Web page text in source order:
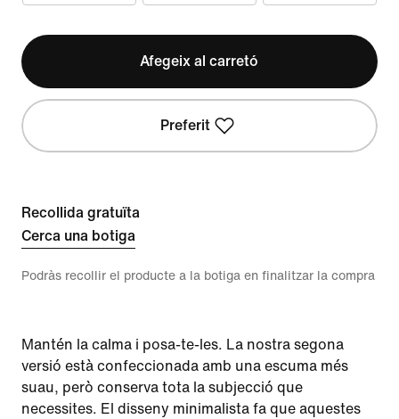
Afegeix al carretó
Preferit
Recollida gratuïta
Cerca una botiga
Podràs recollir el producte a la botiga en finalitzar la compra
Mantén la calma i posa-te-les. La nostra segona
versió està confeccionada amb una escuma més
suau, però conserva tota la subjecció que
necessites. El disseny minimalista fa que aquestes